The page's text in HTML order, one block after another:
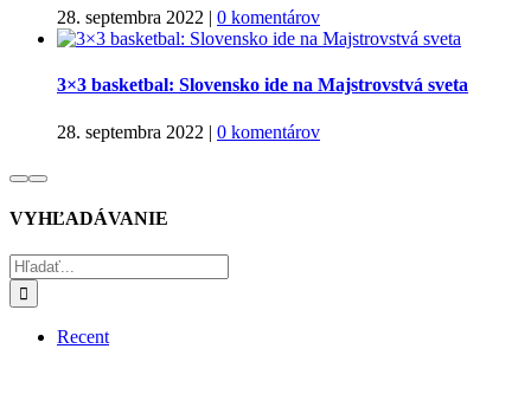
28. septembra 2022 | 0 komentárov
3×3 basketbal: Slovensko ide na Majstrovstvá sveta
28. septembra 2022 | 0 komentárov
VYHĽADÁVANIE
Hľadať:
Recent